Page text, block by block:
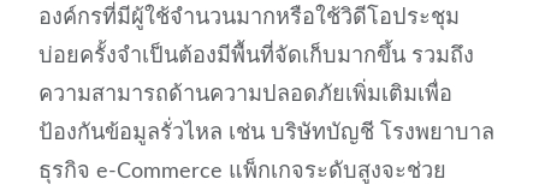
องค์กรที่มีผู้ใช้จำนวนมากหรือใช้วิดีโอประชุม
บ่อยครั้งจำเป็นต้องมีพื้นที่จัดเก็บมากขึ้น รวมถึง
ความสามารถด้านความปลอดภัยเพิ่มเติมเพื่อ
ป้องกันข้อมูลรั่วไหล เช่น บริษัทบัญชี โรงพยาบาล
ธุรกิจ e-Commerce แพ็กเกจระดับสูงจะช่วย